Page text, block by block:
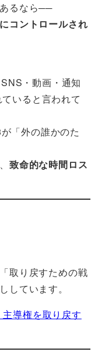
るなら──
コントロールされ
・動画・通知
いると言われて
「外の誰かのた
致命的な時間ロス
取り戻すための戦
しています。
導権を取り戻す